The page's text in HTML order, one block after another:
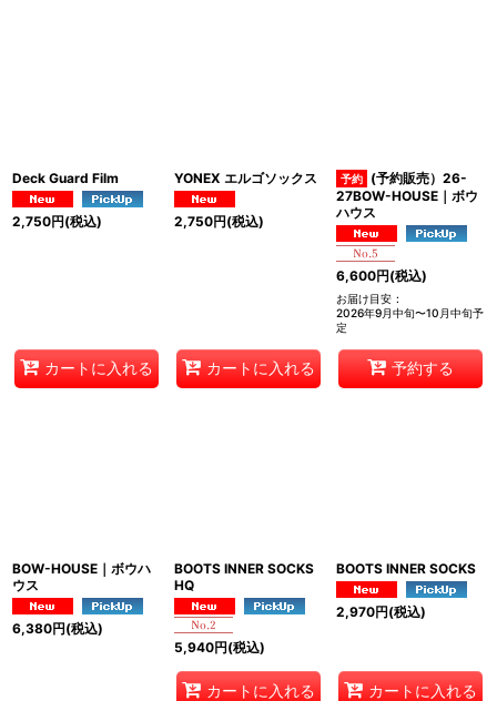
絞り込む
Deck Guard Film
2,750円(税込)
カートに入れる
YONEX エルゴソックス
2,750円(税込)
カートに入れる
(予約販売）26-
27BOW-HOUSE｜ボウ
ハウス
6,600円(税込)
お届け目安 :
2026年9月中旬〜10月中旬予
定
予約する
BOW-HOUSE｜ボウハ
ウス
6,380円(税込)
BOOTS INNER SOCKS
HQ
5,940円(税込)
カートに入れる
BOOTS INNER SOCKS
2,970円(税込)
カートに入れる